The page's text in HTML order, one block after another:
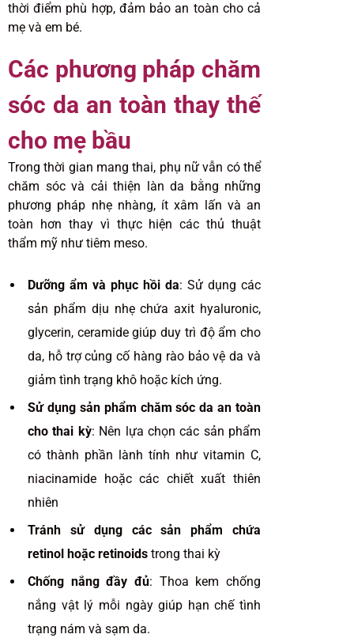
thời điểm phù hợp, đảm bảo an toàn cho cả
mẹ và em bé.
Các phương pháp chăm
sóc da an toàn thay thế
cho mẹ bầu
Trong thời gian mang thai, phụ nữ vẫn có thể
chăm sóc và cải thiện làn da bằng những
phương pháp nhẹ nhàng, ít xâm lấn và an
toàn hơn thay vì thực hiện các thủ thuật
thẩm mỹ như tiêm meso.
Dưỡng ẩm và phục hồi da: Sử dụng các
sản phẩm dịu nhẹ chứa axit hyaluronic,
glycerin, ceramide giúp duy trì độ ẩm cho
da, hỗ trợ củng cố hàng rào bảo vệ da và
giảm tình trạng khô hoặc kích ứng.
Sử dụng sản phẩm chăm sóc da an toàn
cho thai kỳ: Nên lựa chọn các sản phẩm
có thành phần lành tính như vitamin C,
niacinamide hoặc các chiết xuất thiên
nhiên
Tránh sử dụng các sản phẩm chứa
retinol hoặc retinoids trong thai kỳ
Chống nắng đầy đủ: Thoa kem chống
nắng vật lý mỗi ngày giúp hạn chế tình
trạng nám và sạm da.